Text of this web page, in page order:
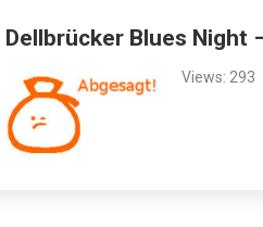
Dellbrücker Blues Night
Views: 293